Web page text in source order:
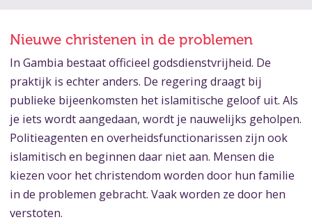
Nieuwe christenen in de problemen
In Gambia bestaat officieel godsdienstvrijheid. De
praktijk is echter anders. De regering draagt bij
publieke bijeenkomsten het islamitische geloof uit. Als
je iets wordt aangedaan, wordt je nauwelijks geholpen.
Politieagenten en overheidsfunctionarissen zijn ook
islamitisch en beginnen daar niet aan. Mensen die
kiezen voor het christendom worden door hun familie
in de problemen gebracht. Vaak worden ze door hen
verstoten.